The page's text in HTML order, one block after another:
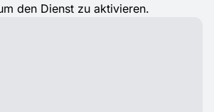
den Dienst zu aktivieren.